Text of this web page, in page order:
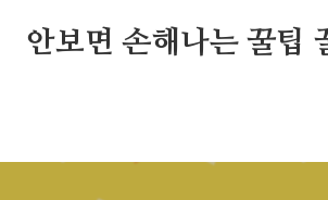
안보면 손해나는 꿀팁